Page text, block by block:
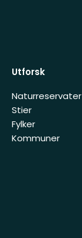
Utforsk
Naturreservater
Stier
Fylker
Kommuner